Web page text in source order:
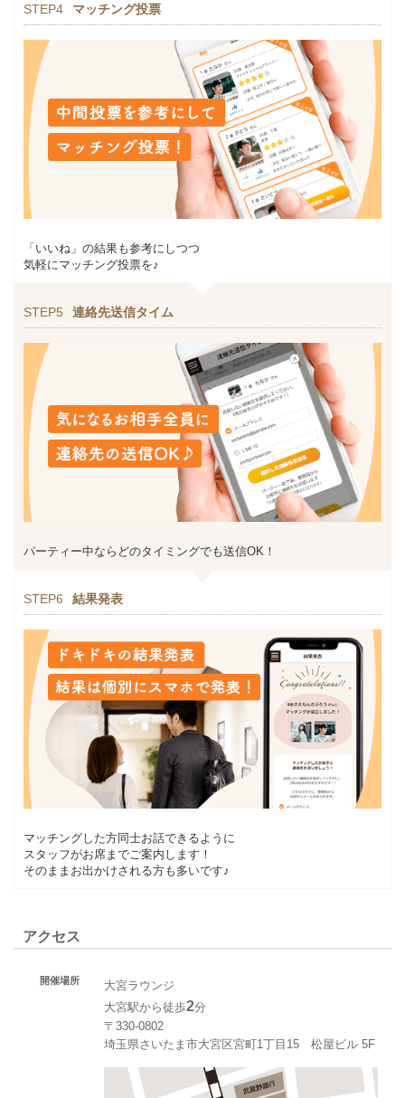
STEP4 マッチング投票
「いいね」の結果も参考にしつつ
気軽にマッチング投票を♪
STEP5 連絡先送信タイム
パーティー中ならどのタイミングでも送信OK！
STEP6 結果発表
マッチングした方同士お話できるように
スタッフがお席までご案内します！
そのままお出かけされる方も多いです♪
アクセス
開催場所
大宮ラウンジ
大宮駅から徒歩2分
〒330-0802
埼玉県さいたま市大宮区宮町1丁目15 松屋ビル 5F